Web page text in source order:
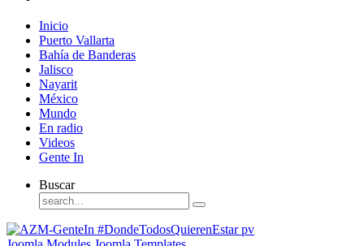
Inicio
Puerto Vallarta
Bahía de Banderas
Jalisco
Nayarit
México
Mundo
En radio
Videos
Gente In
Buscar